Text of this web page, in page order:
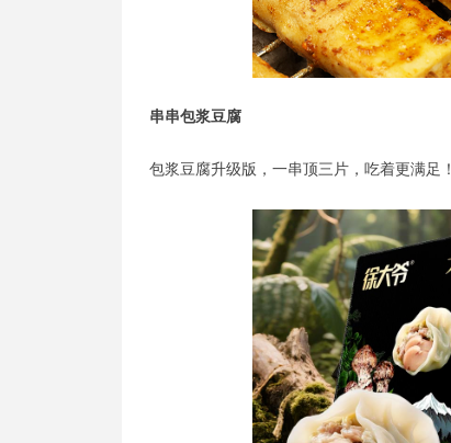
串串包浆豆腐
包浆豆腐升级版，一串顶三片，吃着更满足！